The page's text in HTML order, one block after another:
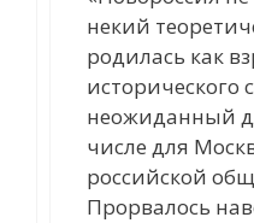
некий
родилась как
исторического
неожиданный
числе для
российской
Прорвалось